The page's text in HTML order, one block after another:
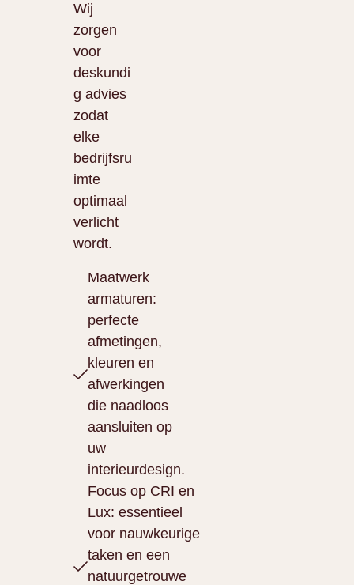
Wij
zorgen
voor
deskundi
g advies
zodat
elke
bedrijfsru
imte
optimaal
verlicht
wordt.
Maatwerk
armaturen:
perfecte
afmetingen,
kleuren en
afwerkingen
die naadloos
aansluiten op
uw
interieurdesign.
Focus op CRI en
Lux: essentieel
voor nauwkeurige
taken en een
natuurgetrouwe